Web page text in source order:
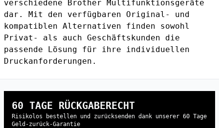
verschiedene Brother Multifunktionsgeräte
dar. Mit den verfügbaren Original- und
kompatiblen Alternativen finden sowohl
Privat- als auch Geschäftskunden die
passende Lösung für ihre individuellen
Druckanforderungen.
60 TAGE RÜCKGABERECHT
Risikolos bestellen und zurücksenden dank unserer 60 Tage
Geld-zurück-Garantie